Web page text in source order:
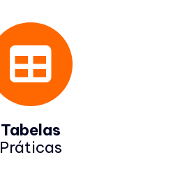
Tabelas
Práticas